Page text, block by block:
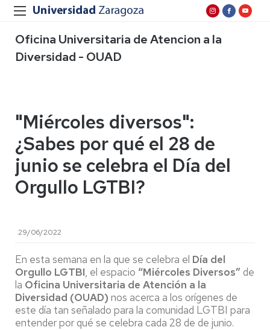
Oficina Universitaria de Atencion a la
Diversidad - OUAD
"Miércoles diversos":
¿Sabes por qué el 28 de
junio se celebra el Día del
Orgullo LGTBI?
29/06/2022
En esta semana en la que se celebra el Día del
Orgullo LGTBI, el espacio “Miércoles Diversos”de
la Oficina Universitaria de Atención a la
Diversidad (OUAD) nos acerca a los orígenes de
este día tan señalado para la comunidad LGTBI para
entender por qué se celebra cada 28 de de junio.